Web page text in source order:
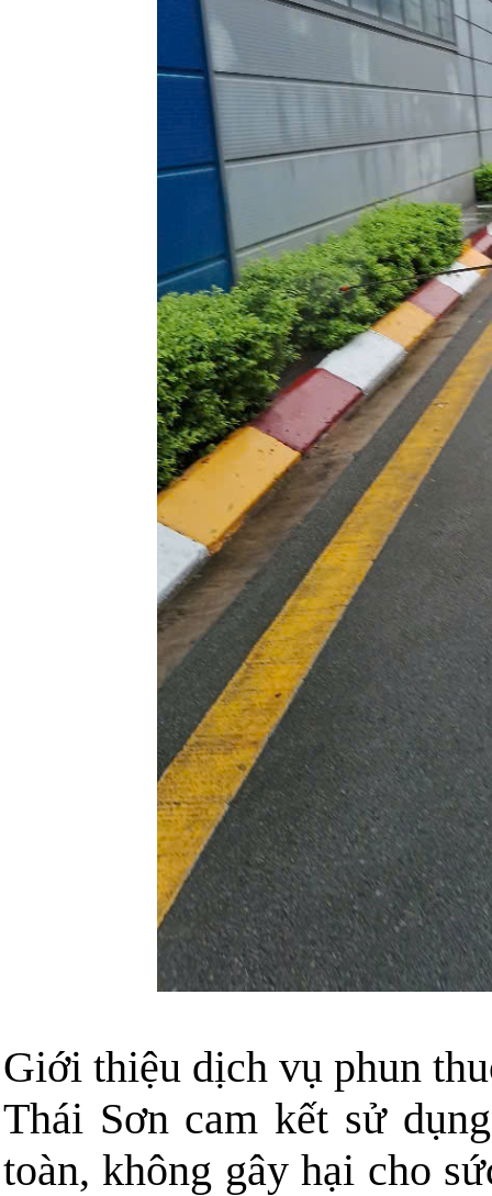
Giới thiệu dịch vụ phun
Thái Sơn cam kết sử
toàn, không gây hại cho